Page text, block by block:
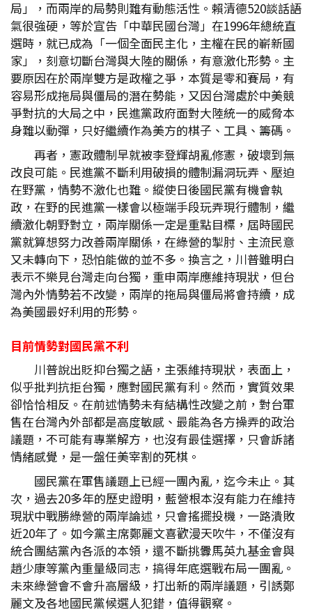
局」，而兩岸的局勢則難有動態活性。賴清德520談話語
氣很強硬，等於宣告「中華民國台灣」在1996年總統直
選時，就已成為「一個全面民主化，主權在民的嶄新國
家」，刻意切斷台灣與大陸的關係，有意激化形勢。主
要原因在於兩岸雙方是政權之爭，本質是零和賽局，有
容易形成拖局與僵局的潛在勢能，又因台灣處於中美競
爭對抗的大局之中，民進黨政府面對大陸統一的威脅本
身難以動彈，只好繼續作為美方的棋子、工具、籌碼。
再者，憲政體制早就被李登輝胡亂修憲，破壞到無
改良可能。民進黨不斷利用破損的體制漏洞玩弄、壓迫
在野黨，情勢不激化也難。縱使日後國民黨有機會執
政，在野的民進黨一樣會以極端手段玩弄現行體制，繼
續激化朝野對立，兩岸關係一定是重點目標，屆時國民
黨就算想努力改善兩岸關係，在綠營的掣肘、主流民意
又未轉向下，恐怕能做的並不多。換言之，川普雖明白
表示不樂見台灣走向台獨，重申兩岸應維持現狀，但台
灣內外情勢若不改變，兩岸的拖局與僵局將會持續，成
為美國最好利用的形勢。
目前情勢對國民黨不利
川普說出貶抑台獨之語，主張維持現狀，表面上，
似乎批判抗拒台獨，應對國民黨有利。然而，實質效果
卻恰恰相反。在前述情勢未有結構性改變之前，對台軍
售在台灣內外部都是高度敏感、最能為各方操弄的政治
議題，不可能有專業解方，也沒有最佳選擇，只會訴諸
情緒感覺，是一盤任美宰割的死棋。
國民黨在軍售議題上已經一團內亂，迄今未止。其
次，過去20多年的歷史證明，藍營根本沒有能力在維持
現狀中戰勝綠營的兩岸論述，只會搖擺投機，一路潰敗
近20年了。如今黨主席鄭麗文喜歡漫天吹牛，不僅沒有
統合團結黨內各派的本領，還不斷挑釁馬英九基金會與
趙少康等黨內重量級同志，搞得年底選戰布局一團亂。
未來綠營會不會升高層級，打出新的兩岸議題，引誘鄭
麗文及各地國民黨候選人犯錯，值得觀察。